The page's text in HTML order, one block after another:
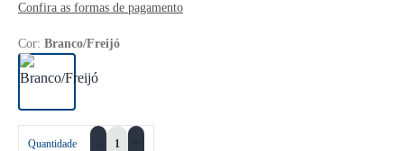
Confira as formas de pagamento
Cor: Branco/Freijó
Quantidade